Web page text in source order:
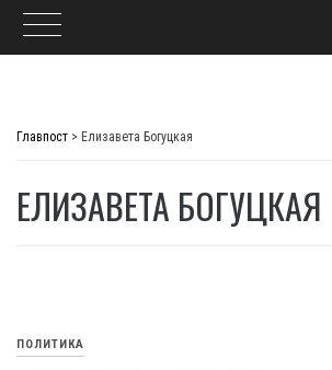
Главпост > Елизавета Богуцкая
ЕЛИЗАВЕТА БОГУЦКАЯ
ПОЛИТИКА